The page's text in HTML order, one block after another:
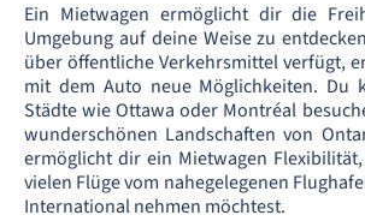
Ein Mietwagen ermöglicht dir die
Umgebung auf deine Weise zu
über öffentliche Verkehrsmittel verfügt,
mit dem Auto neue Möglichkeiten. Du
Städte wie Ottawa oder Montréal
wunderschönen Landschaften von
ermöglicht dir ein Mietwagen
vielen Flüge vom nahegelegenen
International nehmen möchtest.